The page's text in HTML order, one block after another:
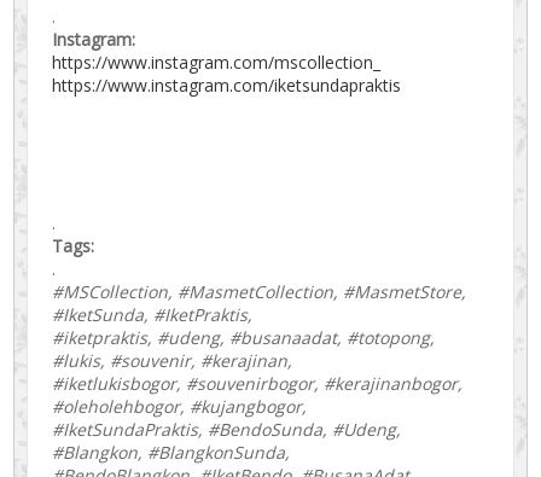
.
Instagram:
https://www.instagram.com/mscollection_
https://www.instagram.com/iketsundapraktis
.
Tags:
.
#MSCollection, #MasmetCollection, #MasmetStore,
#IketSunda, #IketPraktis,
#iketpraktis, #udeng, #busanaadat, #totopong,
#lukis, #souvenir, #kerajinan,
#iketlukisbogor, #souvenirbogor, #kerajinanbogor,
#oleholehbogor, #kujangbogor,
#IketSundaPraktis, #BendoSunda, #Udeng,
#Blangkon, #BlangkonSunda,